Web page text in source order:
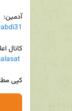
آدمین:
کپی